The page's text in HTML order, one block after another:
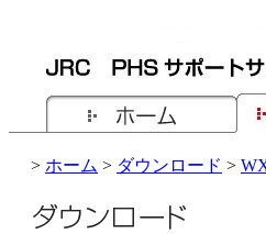
> ホーム > ダウンロード >